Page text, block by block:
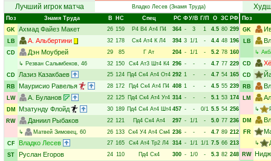
Лучший игрок матча
Владко Лесев (Знамя Труда)
Поз Знамя Труда В НC Спец РC ФУ/В Г/П О ЗС РФ
GK Ахмад Файез Макет 26 159 Р4 В4 Ат4 П4 364 - 3 1 4.5 80 299
LB
А. Альбертини 32 178 Ск4 Ат4 К Л4 394 3 1/1 - 4.4 48 196
CD
Дэн Моубрей 29 85 Г Ат 204 - 1/1 - 5.2 78 160
↳ Резван Салымбеков, 46 32 150 Ск4 Ат3 Шт4 К4 296 - - - 4.7 77 229
CD
Лазиз Казакбаев 25 124 Пд4 Ск4 Ат4 От4 292 1 - - 4.7 54 165
RB
Маурисио Равелья 28 172 Пд4 Ск4 Ат4 П4 408 1 - - 4.5 55 239
LW
А. Буланов 22 125 Пд4 Ск4 Ат4 Уг4 314 - - - 5.1 53 174
DM
Мзатунду Флойд 30 189 Пд4 Ск4 Ат4 Шт4 457 - - 0/1 5.5 54 256
RW
Даниил Рыбаков 22 121 Пд4 Ск4 Ат4 297 - 1/1 - 5.0 77 236
↳
Матвей Зимовец, 60 26 133 Ск4 У4 Ат4 См4 236 - - - 4.7 89 212
CF
Владко Лесев 27 165 Ск4 Ат4 Тр2 Л4 314 - 1/1 1/1 7.5 66 213
ST
Руслан Егоров 24 110 Пд4 Ск4 300 - 1/0 - 5.3 82 248
Поз
GK
LB
↳
CD
CD
RB
LM
↳
DM
FR
↳
RW